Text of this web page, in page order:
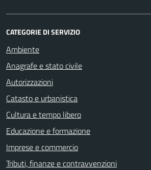
CATEGORIE DI SERVIZIO
Ambiente
Anagrafe e stato civile
Autorizzazioni
Catasto e urbanistica
Cultura e tempo libero
Educazione e formazione
Imprese e commercio
Tributi, finanze e contravvenzioni